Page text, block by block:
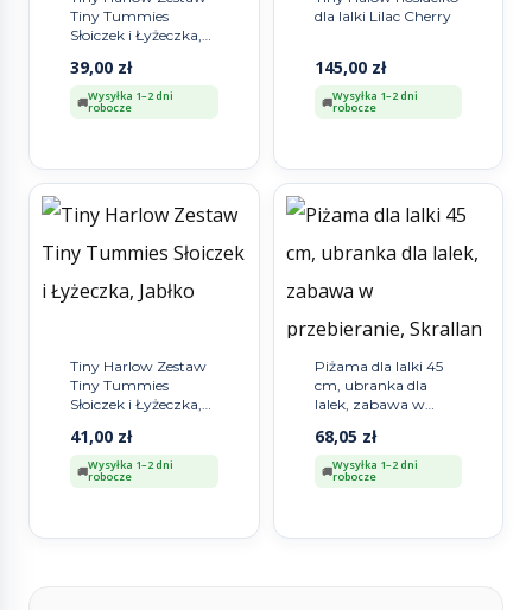
Tiny Tummies
Słoiczek i Łyżeczka,
39,00 zł
Wysyłka 1–2 dni
robocze
dla lalki Lilac Cherry
145,00 zł
Wysyłka 1–2 dni
robocze
Tiny Harlow Zestaw
Tiny Tummies
Słoiczek i Łyżeczka,
41,00 zł
Wysyłka 1–2 dni
robocze
Piżama dla lalki 45
cm, ubranka dla
lalek, zabawa w
Skrallan
68,05 zł
Wysyłka 1–2 dni
robocze